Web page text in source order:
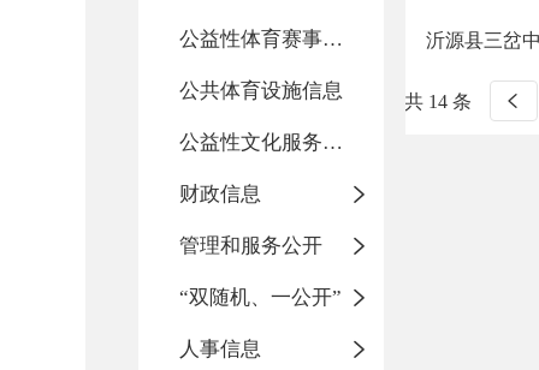
公益性体育赛事活动
公共体育设施信息
公益性文化服务活动
财政信息
管理和服务公开
“双随机、一公开”
人事信息
沂源县三岔
共 14 条